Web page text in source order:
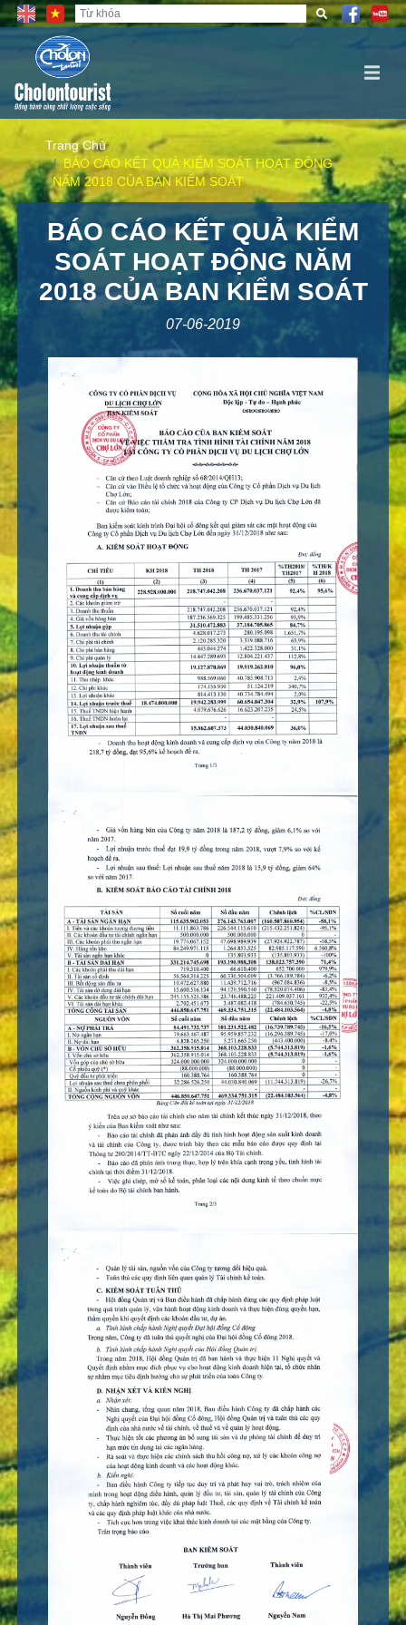
Trang Chủ
BÁO CÁO KẾT QUẢ KIỂM SOÁT HOẠT ĐỘNG
NĂM 2018 CỦA BAN KIỂM SOÁT
BÁO CÁO KẾT QUẢ KIỂM
SOÁT HOẠT ĐỘNG NĂM
2018 CỦA BAN KIỂM SOÁT
07-06-2019